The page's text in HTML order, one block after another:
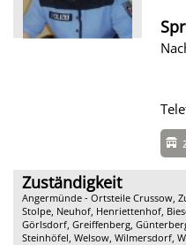
Zuständigkeit
Angermünde - Ortsteile Crussow,
Stolpe, Neuhof, Henriettenhof,
Görlsdorf, Greiffenberg,
Steinhöfel, Welsow, Wilmersdorf,